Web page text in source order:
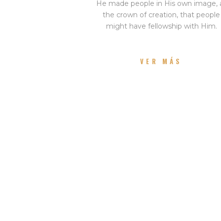
He made people in His own image,
the crown of creation, that people
might have fellowship with Him.
VER MÁS